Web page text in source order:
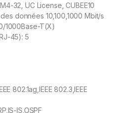
32, UC License, CUBEE10
données 10,100,1000 Mbit/s
1000Base-T(X)
45): 5
802.1ag,IEEE 802.3,IEEE
IS,OSPF